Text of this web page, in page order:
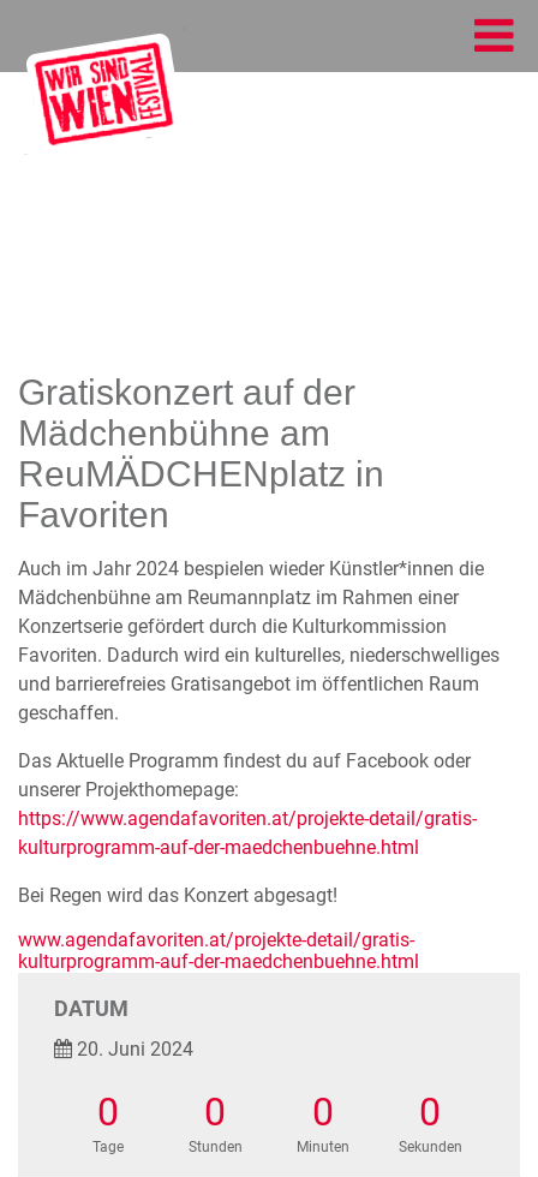
Gratiskonzert auf der
Mädchenbühne am
ReuMÄDCHENplatz in
Favoriten
Auch im Jahr 2024 bespielen wieder Künstler*innen die
Mädchenbühne am Reumannplatz im Rahmen einer
Konzertserie gefördert durch die Kulturkommission
Favoriten. Dadurch wird ein kulturelles, niederschwelliges
und barrierefreies Gratisangebot im öffentlichen Raum
geschaffen.
Das Aktuelle Programm findest du auf Facebook oder
unserer Projekthomepage:
https://www.agendafavoriten.at/projekte-detail/gratis-
kulturprogramm-auf-der-maedchenbuehne.html
Bei Regen wird das Konzert abgesagt!
www.agendafavoriten.at/projekte-detail/gratis-
kulturprogramm-auf-der-maedchenbuehne.html
DATUM
20. Juni 2024
0
Tage
0
Stunden
0
Minuten
0
Sekunden